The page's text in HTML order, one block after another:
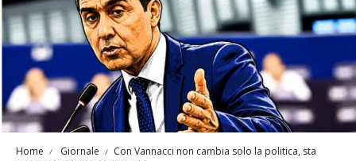
Home Giornale
Con Vannacci non cambia solo la politica, sta